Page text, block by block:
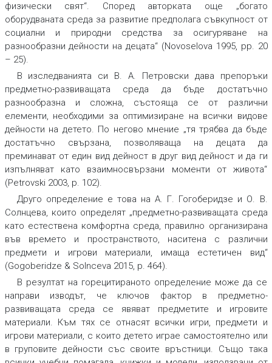
физически свят“. Според авторката още „богато
оборудваната среда за развитие предполага съвкупност от
социални и природни средства за осигуряване на
разнообразни дейности на децата“ (Novoselova 1995, pр. 20
– 25).
В изследванията си В. А. Петровски дава препоръки
предметно-развиващата среда да бъде достатъчно
разнообразна и сложна, състояща се от различни
елементи, необходими за оптимизиране на всички видове
дейности на детето. По негово мнение „тя трябва да бъде
достатъчно свързана, позволяваща на децата да
преминават от един вид дейност в друг вид дейност и да ги
изпълняват като взаимносвързани моменти от живота“
(Petrovski 2003, p. 102).
Друго определение е това на А. Г. Гогоберидзе и О. В.
Солнцева, които определят „предметно-развиващата среда
като естествена комфортна среда, правилно организирана
във времето и пространството, наситена с различни
предмети и игрови материали, имаща естетичен вид“
(Gogoberidze & Solnceva 2015, p. 464).
В резултат на горецитираното определение може да се
направи изводът, че ключов фактор в предметно-
развиващата среда се явяват предметите и игровите
материали. Към тях се отнасят всички игри, предмети и
игрови материали, с които детето играе самостоятелно или
в груповите дейности със своите връстници. Също така